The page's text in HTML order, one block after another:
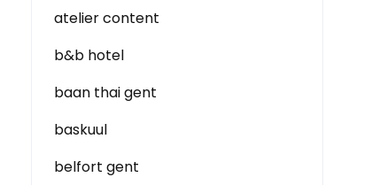
atelier content
b&b hotel
baan thai gent
baskuul
belfort gent